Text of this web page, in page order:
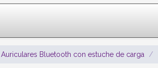
Auriculares Bluetooth con estuche de carga